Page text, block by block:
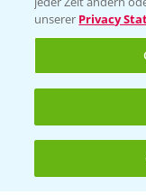
Hilfe in
T.+49
unserer Privacy